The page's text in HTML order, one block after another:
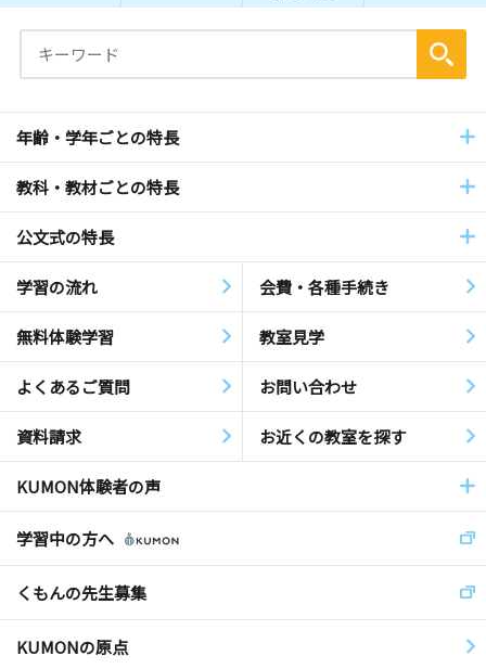
年齢・学年ごとの特長
教科・教材ごとの特長
公文式の特長
学習の流れ 会費・各種手続き
無料体験学習 教室見学
よくあるご質問 お問い合わせ
資料請求 お近くの教室を探す
KUMON体験者の声
学習中の方へ
くもんの先生募集
KUMONの原点